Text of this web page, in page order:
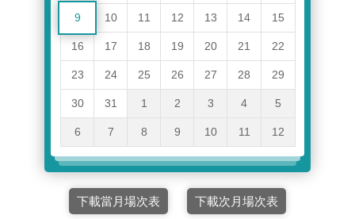
9 10 11 12 13 14 15
16 17 18 19 20 21 22
23 24 25 26 27 28 29
30 31 1 2 3 4 5
6 7 8 9 10 11 12
下載當月場次表 下載次月場次表